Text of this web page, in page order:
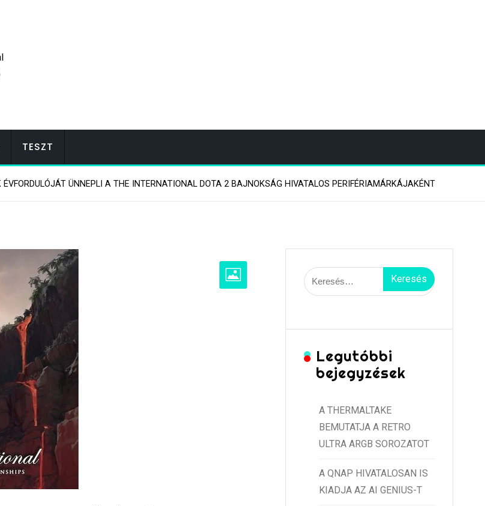
TESZT
ÉVFORDULÓJÁT ÜNNEPLI A THE INTERNATIONAL DOTA 2 BAJNOKSÁG HIVATALOS PERIFÉRIAMÁRKÁJAKÉNT
Keresés:
Legutóbbi
bejegyzések
A THERMALTAKE
BEMUTATJA A RETRO
ULTRA ARGB SOROZATOT
A QNAP HIVATALOSAN IS
KIADJA AZ AI GENIUS-T